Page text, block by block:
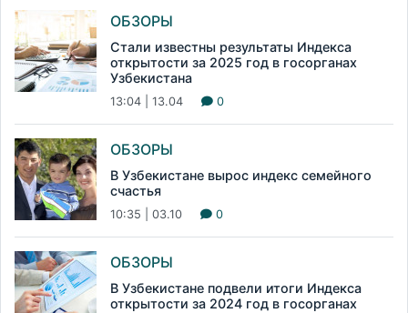
ОБЗОРЫ
Стали известны результаты Индекса
открытости за 2025 год в госорганах
Узбекистана
13:04 | 13.04 0
ОБЗОРЫ
В Узбекистане вырос индекс семейного
счастья
10:35 | 03.10 0
ОБЗОРЫ
В Узбекистане подвели итоги Индекса
открытости за 2024 год в госорганах